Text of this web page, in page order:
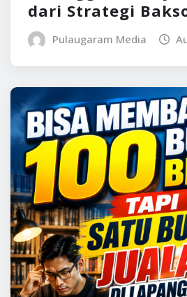
dari Strategi
Pulaugaram Media